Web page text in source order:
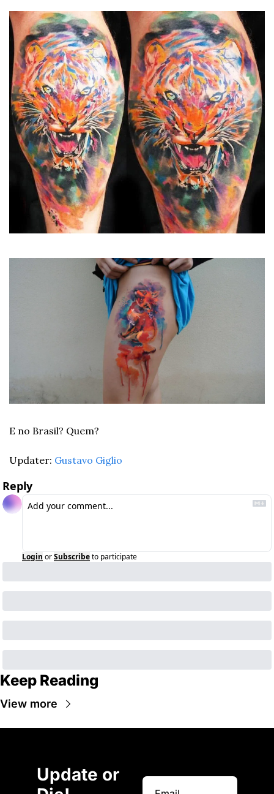
E no Brasil? Quem?
Updater: Gustavo Giglio
Reply
Login orSubscribeto participate
Keep Reading
View more
Update or